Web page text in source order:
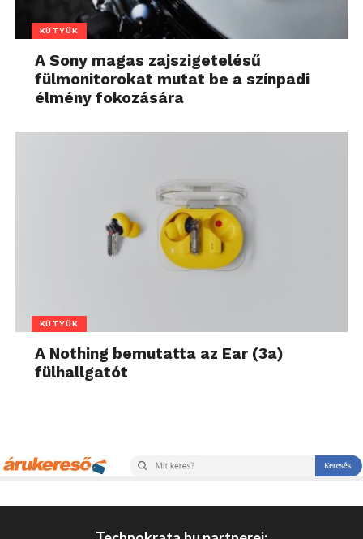
KÜTYÜK
A Sony magas zajszigetelésű
fülmonitorokat mutat be a színpadi
élmény fokozására
KÜTYÜK
A Nothing bemutatta az Ear (3a)
fülhallgatót